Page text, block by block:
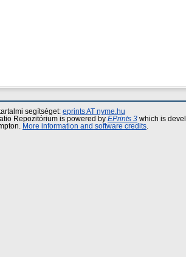
segítséget: eprints AT nyme.hu
Repozitórium is powered by EPrints 3 which is
More information and software credits